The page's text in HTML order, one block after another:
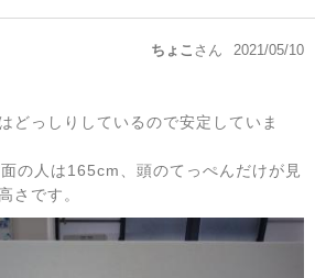
ちょこ さん 2021/05/10
どっしりしているので安定していま
の人は165cm、頭のてっぺんだけが見
さです。